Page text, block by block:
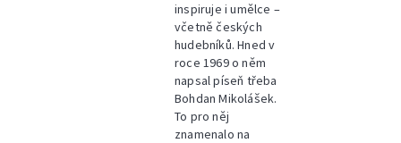
inspiruje i umělce –
včetně českých
hudebníků. Hned v
roce 1969 o něm
napsal píseň třeba
Bohdan Mikolášek.
To pro něj
znamenalo na